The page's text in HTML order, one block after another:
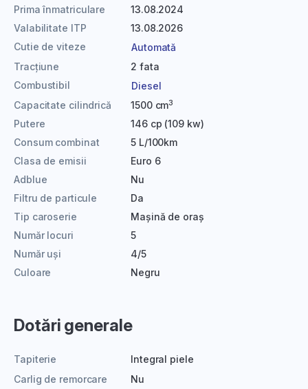
Prima înmatriculare
13.08.2024
Valabilitate ITP
13.08.2026
Cutie de viteze
Automată
Tracțiune
2 fata
Combustibil
Diesel
Capacitate cilindrică
1500 cm3
Putere
146 cp (109 kw)
Consum combinat
5 L/100km
Clasa de emisii
Euro 6
Adblue
Nu
Filtru de particule
Da
Tip caroserie
Mașină de oraș
Număr locuri
5
Număr uși
4/5
Culoare
Negru
Dotări generale
Tapiterie
Integral piele
Carlig de remorcare
Nu